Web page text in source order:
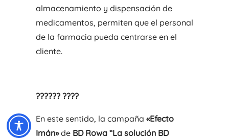
almacenamiento y dispensación de
medicamentos, permiten que el personal
de la farmacia pueda centrarse en el
cliente.
?????? ????
En este sentido, la campaña «Efecto
Imán»de BD Rowa “La solución BD